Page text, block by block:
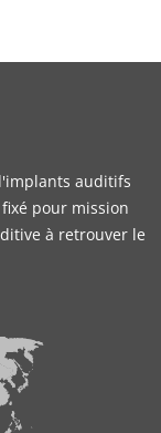
auditifs
pour mission
à retrouver le